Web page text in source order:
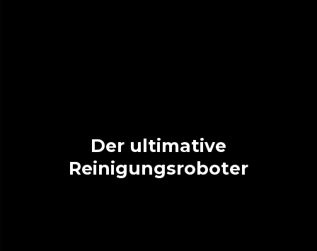
Der ultimative
Reinigungsroboter